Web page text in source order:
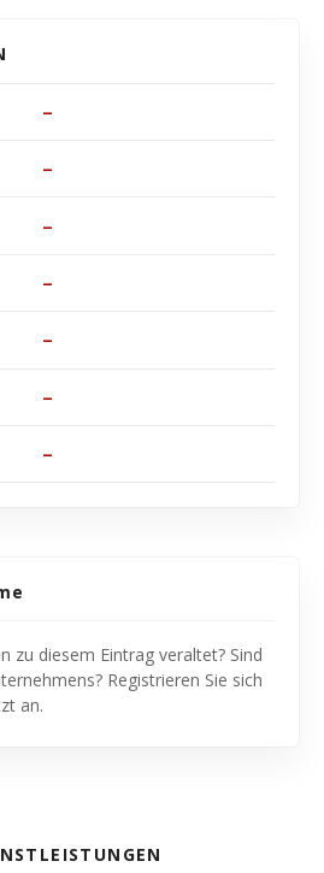
–
–
–
–
–
–
–
zu diesem Eintrag veraltet? Sind
Registrieren Sie sich
an.